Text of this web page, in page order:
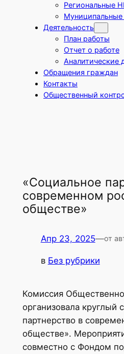
Региональные
Деятельность
План работы
Отчет о работе
Аналитические
Обращения граждан
Контакты
Общественный
«Социальное
современном
обществе»
Апр 23, 2025—от
в Без рубрики
Комиссия
организовала круглый
партнерство в
обществе».
совместно с Фондом